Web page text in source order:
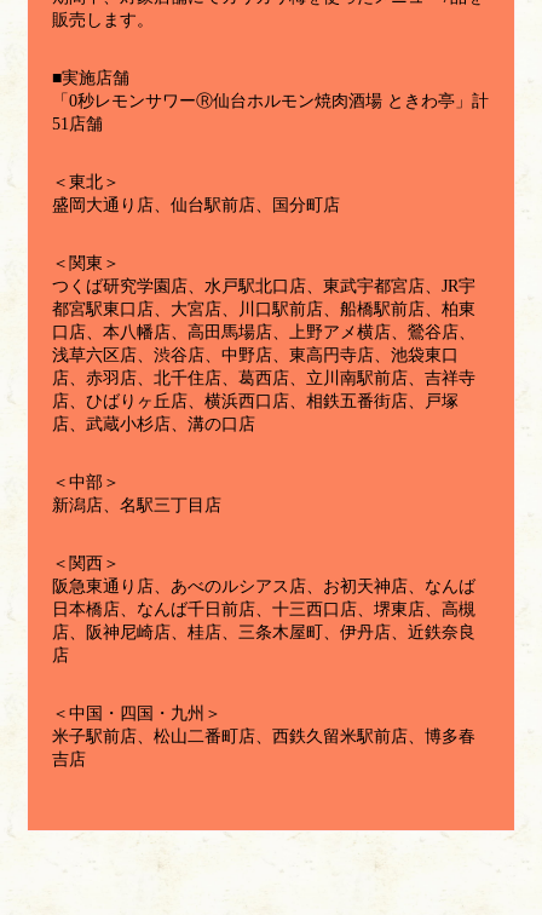
販売します。
■実施店舗
「0秒レモンサワーⓇ仙台ホルモン焼肉酒場 ときわ亭」計
51店舗
＜東北＞
盛岡大通り店、仙台駅前店、国分町店
＜関東＞
つくば研究学園店、水戸駅北口店、東武宇都宮店、JR宇
都宮駅東口店、大宮店、川口駅前店、船橋駅前店、柏東
口店、本八幡店、高田馬場店、上野アメ横店、鶯谷店、
浅草六区店、渋谷店、中野店、東高円寺店、池袋東口
店、赤羽店、北千住店、葛西店、立川南駅前店、吉祥寺
店、ひばりヶ丘店、横浜西口店、相鉄五番街店、戸塚
店、武蔵小杉店、溝の口店
＜中部＞
新潟店、名駅三丁目店
＜関西＞
阪急東通り店、あべのルシアス店、お初天神店、なんば
日本橋店、なんば千日前店、十三西口店、堺東店、高槻
店、阪神尼崎店、桂店、三条木屋町、伊丹店、近鉄奈良
店
＜中国・四国・九州＞
米子駅前店、松山二番町店、西鉄久留米駅前店、博多春
吉店